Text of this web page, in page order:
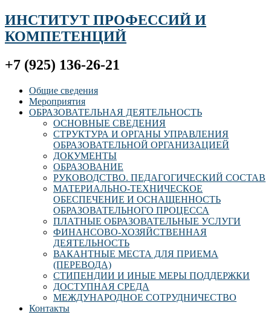
ИНСТИТУТ ПРОФЕССИЙ И
КОМПЕТЕНЦИЙ
+7 (925) 136-26-21
Общие сведения
Мероприятия
ОБРАЗОВАТЕЛЬНАЯ ДЕЯТЕЛЬНОСТЬ
ОСНОВНЫЕ СВЕДЕНИЯ
СТРУКТУРА И ОРГАНЫ УПРАВЛЕНИЯ
ОБРАЗОВАТЕЛЬНОЙ ОРГАНИЗАЦИЕЙ
ДОКУМЕНТЫ
ОБРАЗОВАНИЕ
РУКОВОДСТВО. ПЕДАГОГИЧЕСКИЙ СОСТАВ
МАТЕРИАЛЬНО-ТЕХНИЧЕСКОЕ
ОБЕСПЕЧЕНИЕ И ОСНАЩЕННОСТЬ
ОБРАЗОВАТЕЛЬНОГО ПРОЦЕССА
ПЛАТНЫЕ ОБРАЗОВАТЕЛЬНЫЕ УСЛУГИ
ФИНАНСОВО-ХОЗЯЙСТВЕННАЯ
ДЕЯТЕЛЬНОСТЬ
ВАКАНТНЫЕ МЕСТА ДЛЯ ПРИЕМА
(ПЕРЕВОДА)
СТИПЕНДИИ И ИНЫЕ МЕРЫ ПОДДЕРЖКИ
ДОСТУПНАЯ СРЕДА
МЕЖДУНАРОДНОЕ СОТРУДНИЧЕСТВО
Контакты